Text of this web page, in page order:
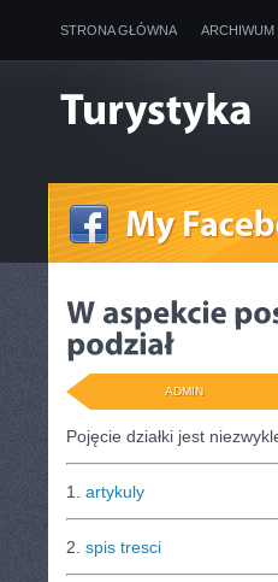
STRONA GŁÓWNA ARCHIWUM
ADMIN
Pojęcie działki jest
1. artykuly
2. spis tresci